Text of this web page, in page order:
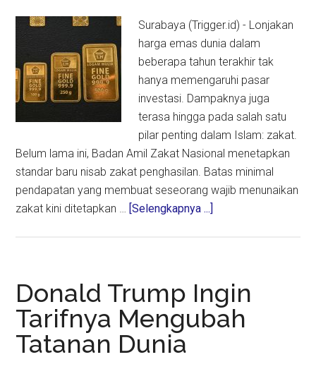
Surabaya (Trigger.id) - Lonjakan
harga emas dunia dalam
beberapa tahun terakhir tak
hanya memengaruhi pasar
investasi. Dampaknya juga
terasa hingga pada salah satu
pilar penting dalam Islam: zakat.
Belum lama ini, Badan Amil Zakat Nasional menetapkan
standar baru nisab zakat penghasilan. Batas minimal
pendapatan yang membuat seseorang wajib menunaikan
zakat kini ditetapkan … [Selengkapnya ...]
Mengubah
Nisab
Zakat
Donald Trump Ingin
Tarifnya Mengubah
Tatanan Dunia